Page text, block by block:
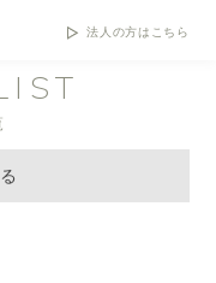
法人の方はこちら